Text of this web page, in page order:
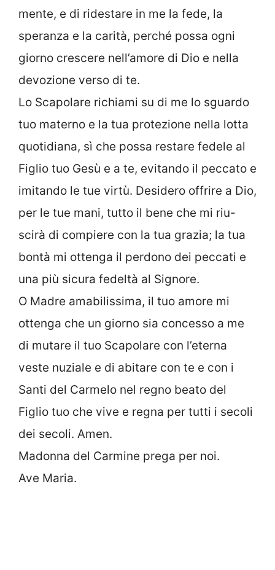
mente, e di ridestare in me la fede, la
speranza e la carità, perché possa ogni
giorno crescere nell’amore di Dio e nella
devozione verso di te.
Lo Scapolare richiami su di me lo sguardo
tuo materno e la tua protezione nella lotta
quotidiana, sì che possa restare fedele al
Figlio tuo Gesù e a te, evitando il peccato e
imitando le tue virtù. Desidero offrire a Dio,
per le tue mani, tutto il bene che mi riu-
scirà di compiere con la tua grazia; la tua
bontà mi ottenga il perdono dei peccati e
una più sicura fedeltà al Signore.
O Madre amabilissima, il tuo amore mi
ottenga che un giorno sia concesso a me
di mutare il tuo Scapolare con l’eterna
veste nuziale e di abitare con te e con i
Santi del Carmelo nel regno beato del
Figlio tuo che vive e regna per tutti i secoli
dei secoli. Amen.
Madonna del Carmine prega per noi.
Ave Maria.